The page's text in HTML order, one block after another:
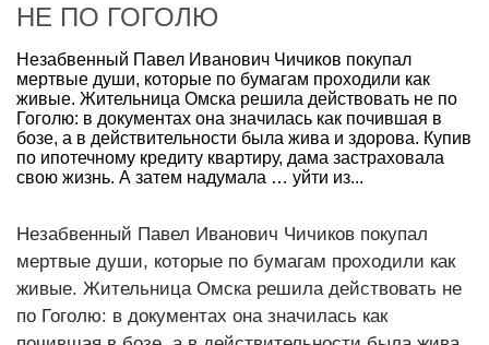
НЕ ПО ГОГОЛЮ
Незабвенный Павел Иванович Чичиков покупал
мертвые души, которые по бумагам проходили как
живые. Жительница Омска решила действовать не по
Гоголю: в документах она значилась как почившая в
бозе, а в действительности была жива и здорова. Купив
по ипотечному кредиту квартиру, дама застраховала
свою жизнь. А затем надумала … уйти из...
Незабвенный Павел Иванович Чичиков покупал
мертвые души, которые по бумагам проходили как
живые. Жительница Омска решила действовать не
по Гоголю: в документах она значилась как